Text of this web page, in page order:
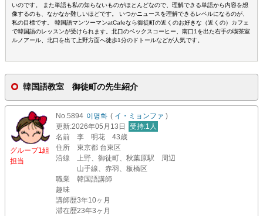
いのです。 また単語も私の知らないものがほとんどなので、理解できる単語から内容を想
像するのも、なかなか難しいほどです。 いつかニュースを理解できるレベルになるのが、
私の目標です。 韓国語マンツーマンatCafeなら御徒町の近くのお好きな（近くの）カフェ
で韓国語のレッスンが受けられます。北口のベックスコーヒー、南口1を出た右手の喫茶室
ルノアール、北口を出て上野方面へ徒歩1分のドトールなどが人気です。
韓国語教室 御徒町の先生紹介
グループ1組
担当
No.5894 이명화 ( イ・ミョンファ )
更新:2026年05月13日 受持:1人
名前
李 明花 43歳
住所
東京都 台東区
沿線
上野、御徒町、秋葉原駅 周辺
山手線、赤羽、板橋区
職業
韓国語講師
趣味
講師歴3年10ヶ月
滞在歴23年3ヶ月